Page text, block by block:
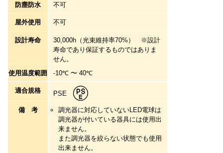
防塵防水 不可
屋外使用 不可
設計寿命
30,000h（光束維持率70%） ※設計
寿命であり保証するものではありま
せん。
使用温度範囲
-10℃ 〜 40℃
適合規格 PSE
備考
調光器に対応していないLED電球は
調光器が付いている器具には使用出
来ません。
また調光器を絞らない状態でも使用
出来ません。